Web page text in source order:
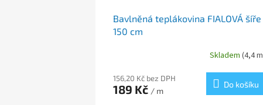
Bavlněná teplákovina FIALOVÁ šíře
150 cm
Skladem (4,4
156,20 Kč bez DPH
189 Kč / m
Do košíku